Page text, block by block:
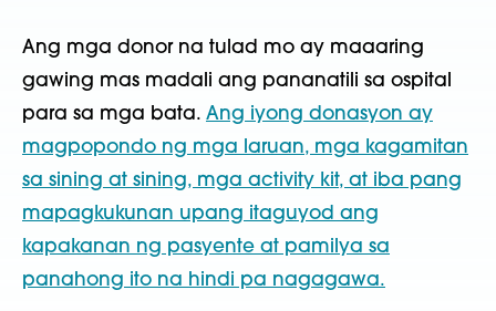
Ang mga donor na tulad mo ay maaaring
gawing mas madali ang pananatili sa ospital
para sa mga bata. Ang iyong donasyon ay
magpopondo ng mga laruan, mga kagamitan
sa sining at sining, mga activity kit, at iba pang
mapagkukunan upang itaguyod ang
kapakanan ng pasyente at pamilya sa
panahong ito na hindi pa nagagawa.